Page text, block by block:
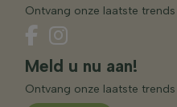
Ontvang onze laatste
Meld u nu aan!
Ontvang onze laatste